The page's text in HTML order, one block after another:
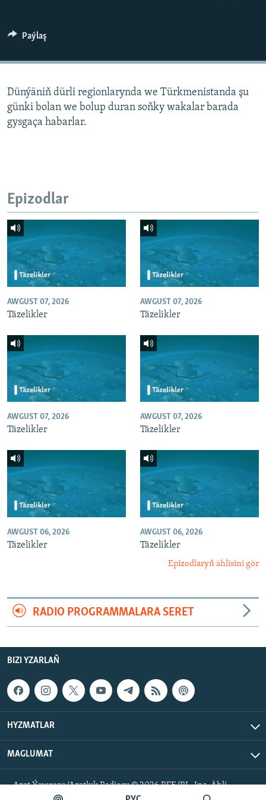
Paýlaş
Dünýäniň dürli regionlarynda we Türkmenistanda şu
günki bolan we bolup duran soňky wakalar barada
gysgaça habarlar.
Epizodlar
AWGUST 07, 2026
Täzelikler
AWGUST 07, 2026
Täzelikler
AWGUST 07, 2026
Täzelikler
AWGUST 07, 2026
Täzelikler
AWGUST 06, 2026
Täzelikler
AWGUST 06, 2026
Täzelikler
Epizodlaryň ählisini gör
RADIO PROGRAMMALARA SERET
BIZI YZARLAŇ
HYZMATLAR
MAGLUMAT
Azat Ýewropa/Azatlyk Radiosy © 2026 RFE/RL, Inc. Ähli
hukuklar goralan.